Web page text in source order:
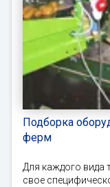
Подборка
ферм
Для каждого вида
свое